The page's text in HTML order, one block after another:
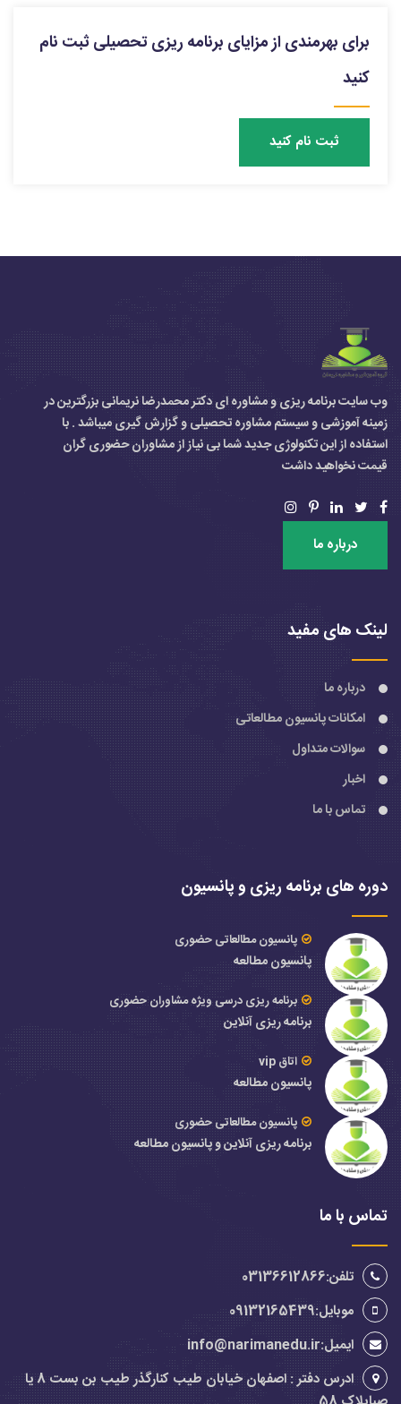
برای بهرمندی از مزایای برنامه ریزی تحصیلی ثبت نام
کنید
ثبت نام کنید
وب سایت برنامه ریزی و مشاوره ای دکتر محمدرضا نریمانی بزرگترین در
زمینه آموزشی و سیستم مشاوره تحصیلی و گزارش گیری میباشد . با
استفاده از این تکنولوژی جدید شما بی نیاز از مشاوران حضوری گران
قیمت نخواهید داشت
درباره ما
لینک های مفید
درباره ما
امکانات پانسیون مطالعاتی
سوالات متداول
اخبار
تماس با ما
دوره های برنامه ریزی و پانسیون
پانسیون مطالعاتی حضوری
پانسیون مطالعه
برنامه ریزی درسی ویژه مشاوران حضوری
برنامه ریزی آنلاین
اتاق vip
پانسیون مطالعه
پانسیون مطالعاتی حضوری
برنامه ریزی آنلاین و پانسیون مطالعه
تماس با ما
تلفن:03136612866
موبایل:09132165439
ایمیل:info@narimanedu.ir
ادرس دفتر : اصفهان خیابان طیب کنارگذر طیب بن بست 8 یا